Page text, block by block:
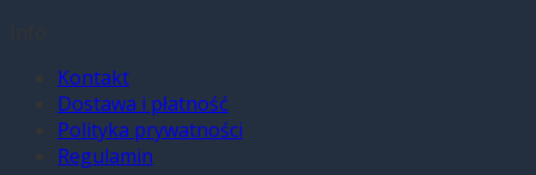
Kontakt
Dostawa i płatność
Polityka prywatności
Regulamin